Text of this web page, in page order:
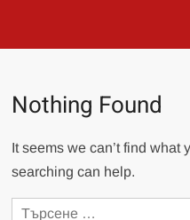
Nothing Found
It seems we can’t find what
searching can help.